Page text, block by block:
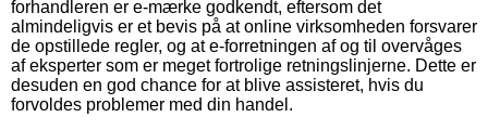
forhandleren er e-mærke godkendt, eftersom det
almindeligvis er et bevis på at online virksomheden forsvarer
de opstillede regler, og at e-forretningen af og til overvåges
af eksperter som er meget fortrolige retningslinjerne. Dette er
desuden en god chance for at blive assisteret, hvis du
forvoldes problemer med din handel.